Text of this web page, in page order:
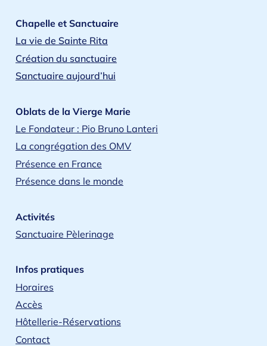
Chapelle et Sanctuaire
La vie de Sainte Rita
Création du sanctuaire
Sanctuaire aujourd’hui
Oblats de la Vierge Marie
Le Fondateur : Pio Bruno Lanteri
La congrégation des OMV
Présence en France
Présence dans le monde
Activités
Sanctuaire Pèlerinage
Infos pratiques
Horaires
Accès
Hôtellerie-Réservations
Contact